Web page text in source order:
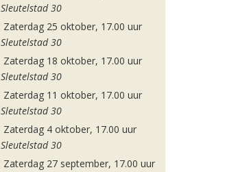
Sleutelstad 30
Zaterdag 25 oktober, 17.00 uur
Sleutelstad 30
Zaterdag 18 oktober, 17.00 uur
Sleutelstad 30
Zaterdag 11 oktober, 17.00 uur
Sleutelstad 30
Zaterdag 4 oktober, 17.00 uur
Sleutelstad 30
Zaterdag 27 september, 17.00 uur